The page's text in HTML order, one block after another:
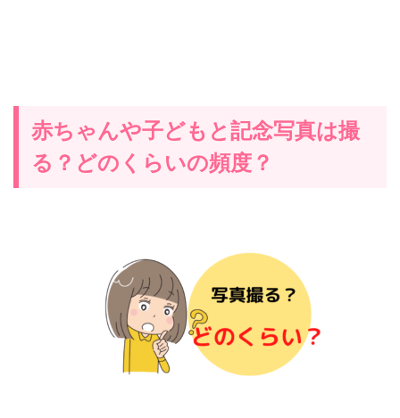
赤ちゃんや子どもと記念写真は撮
る？どのくらいの頻度？